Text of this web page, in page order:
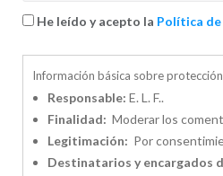
He leído y acepto la Política
Información básica sobre
Responsable: E. L. F..
Finalidad: Moderar los
Legitimación: Por
Destinatarios y encargados